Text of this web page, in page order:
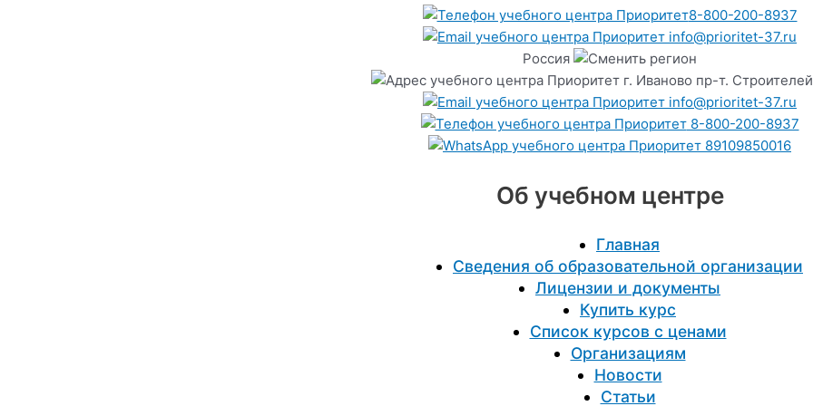
8-800-200-8937
info@prioritet-37.ru
Россия
г. Иваново пр-т. Строителей
info@prioritet-37.ru
8-800-200-8937
89109850016
Об учебном центре
Главная
Сведения об образовательной организации
Лицензии и документы
Купить курс
Список курсов с ценами
Организациям
Новости
Статьи